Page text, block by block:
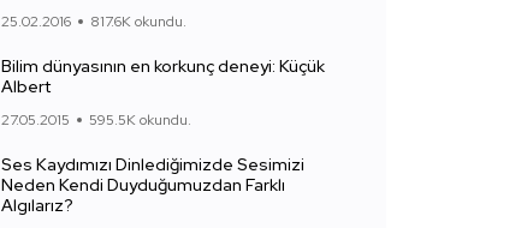
25.02.2016 817.6K okundu.
Bilim dünyasının en korkunç deneyi: Küçük
Albert
27.05.2015 595.5K okundu.
Ses Kaydımızı Dinlediğimizde Sesimizi
Neden Kendi Duyduğumuzdan Farklı
Algılarız?